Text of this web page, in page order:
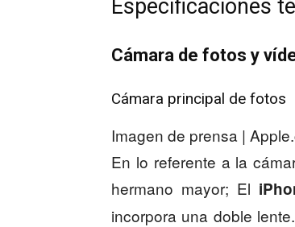
Especificaciones
Cámara de fotos y
Cámara principal de fotos
Imagen de prensa |
En lo referente a la
hermano mayor; El
incorpora una doble